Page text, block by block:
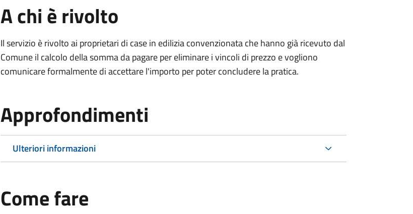
A chi è rivolto
Il servizio è rivolto ai proprietari di case in edilizia convenzionata che hanno già ricevuto dal
Comune il calcolo della somma da pagare per eliminare i vincoli di prezzo e vogliono
comunicare formalmente di accettare l'importo per poter concludere la pratica.
Approfondimenti
Ulteriori informazioni
Come fare